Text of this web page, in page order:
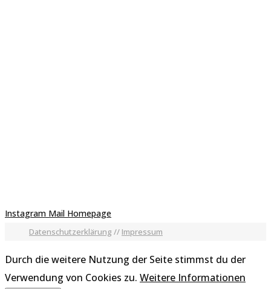
Instagram Mail Homepage
Datenschutzerklärung // Impressum
Durch die weitere Nutzung der Seite stimmst du der
Verwendung von Cookies zu. Weitere Informationen